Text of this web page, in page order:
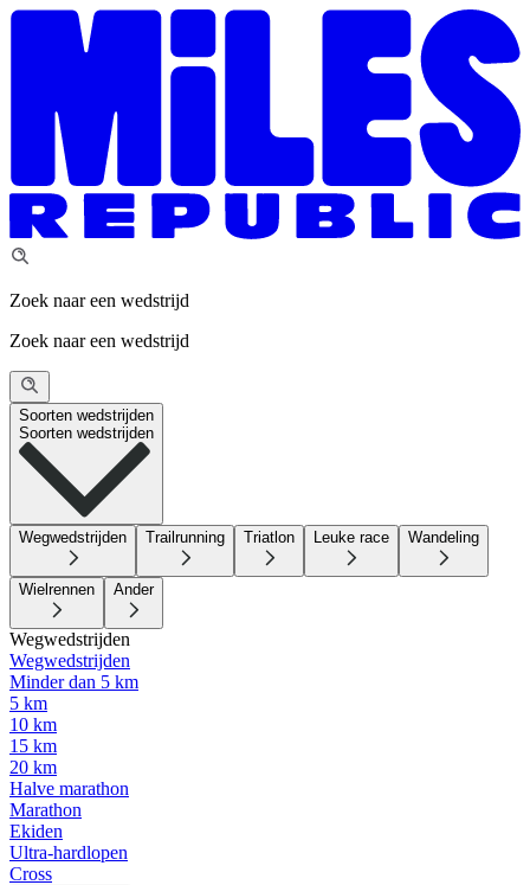
Zoek naar een wedstrijd
Zoek naar een wedstrijd
Soorten wedstrijden
Soorten wedstrijden
Wegwedstrijden Trailrunning Triatlon Leuke race Wandeling
Wielrennen Ander
Wegwedstrijden
Wegwedstrijden
Minder dan 5 km
5 km
10 km
15 km
20 km
Halve marathon
Marathon
Ekiden
Ultra-hardlopen
Cross